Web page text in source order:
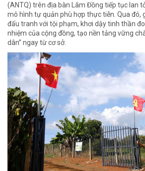
(ANTQ) trên địa bàn Lâm Đồng tiếp tục lan
mô hình tự quản phù hợp thực tiễn. Qua đó,
đấu tranh với tội phạm, khơi dậy tinh thần
nhiệm của cộng đồng, tạo nền tảng vững
dân” ngay từ cơ sở.